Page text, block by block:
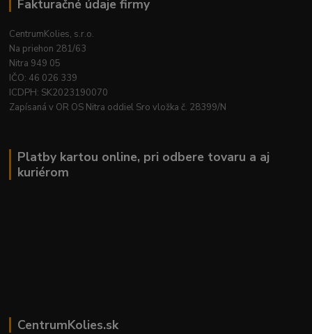
Fakturačné údaje firmy
CentrumKolies, s.r.o.
Na priehon 281/63
Nitra 949 05
IČO: 46 026 339
ICDPH: SK2023190070
Zapísaná v OR OS Nitra oddiel Sro vložka č. 28399/N
Platby kartou online, pri odbere tovaru a aj
kuriérom
CentrumKolies.sk